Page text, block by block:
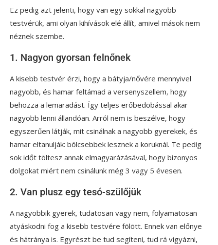
Ez pedig azt jelenti, hogy van egy sokkal nagyobb
testvérük, ami olyan kihívások elé állít, amivel mások nem
néznek szembe.
1. Nagyon gyorsan felnőnek
A kisebb testvér érzi, hogy a bátyja/nővére mennyivel
nagyobb, és hamar feltámad a versenyszellem, hogy
behozza a lemaradást. Így teljes erőbedobással akar
nagyobb lenni állandóan. Arról nem is beszélve, hogy
egyszerűen látják, mit csinálnak a nagyobb gyerekek, és
hamar eltanulják: bölcsebbek lesznek a koruknál. Te pedig
sok időt töltesz annak elmagyarázásával, hogy bizonyos
dolgokat miért nem csinálunk még 3 vagy 5 évesen.
2. Van plusz egy tesó-szülőjük
A nagyobbik gyerek, tudatosan vagy nem, folyamatosan
atyáskodni fog a kisebb testvére fölött. Ennek van előnye
és hátránya is. Egyrészt be tud segíteni, tud rá vigyázni,